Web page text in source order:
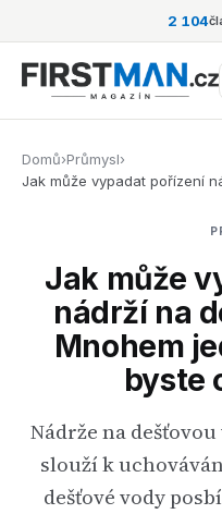
2 104
Domů›Průmysl›
Jak může vypadat pořízení
Jak může
nádrží na
Mnohem
byste
Nádrže na
slouží k
dešťové vody